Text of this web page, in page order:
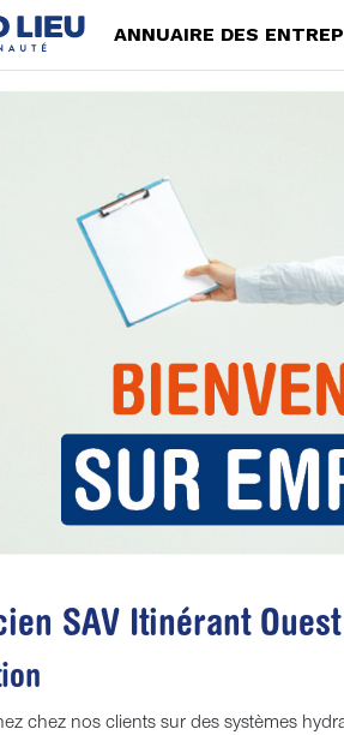
ANNUAIRE DES
SAV Itinérant Ouest
chez nos clients sur des systèmes